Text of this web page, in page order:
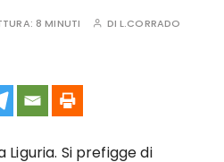
8 MINUTI DI L.CORRADO
Liguria. Si prefigge di